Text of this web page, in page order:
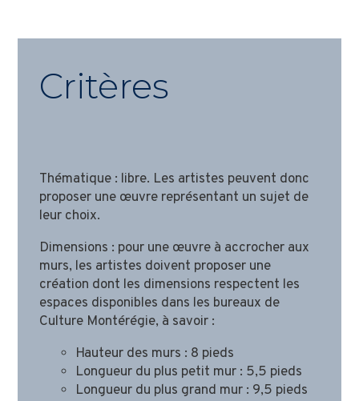
Critères
Thématique : libre. Les artistes peuvent donc
proposer une œuvre représentant un sujet de
leur choix.
Dimensions : pour une œuvre à accrocher aux
murs, les artistes doivent proposer une
création dont les dimensions respectent les
espaces disponibles dans les bureaux de
Culture Montérégie, à savoir :
Hauteur des murs : 8 pieds
Longueur du plus petit mur : 5,5 pieds
Longueur du plus grand mur : 9,5 pieds